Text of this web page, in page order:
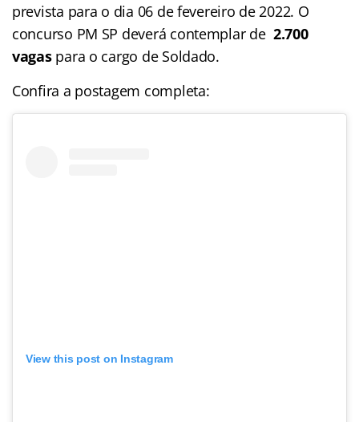
prevista para o dia 06 de fevereiro de 2022. O
concurso PM SP deverá contemplar de2.700
vagaspara o cargo de Soldado.
Confira a postagem completa:
View this post on Instagram